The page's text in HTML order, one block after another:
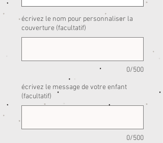
écrivez le nom pour personnaliser la
couverture (facultatif)
0/500
écrivez le message de votre enfant
(facultatif)
0/500